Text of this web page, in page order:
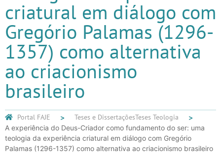
criatural em diálogo com
Gregório Palamas (1296-
1357) como alternativa
ao criacionismo
brasileiro
Portal FAJE Teses e DissertaçõesTeses Teologia
A experiência do Deus-Criador como fundamento do ser: uma
teologia da experiência criatural em diálogo com Gregório
Palamas (1296-1357) como alternativa ao criacionismo brasileiro